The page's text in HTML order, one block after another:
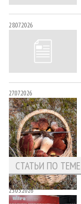
28.07.2026
27.07.2026
СТАТЬИ ПО ТЕМЕ
23.03.2026